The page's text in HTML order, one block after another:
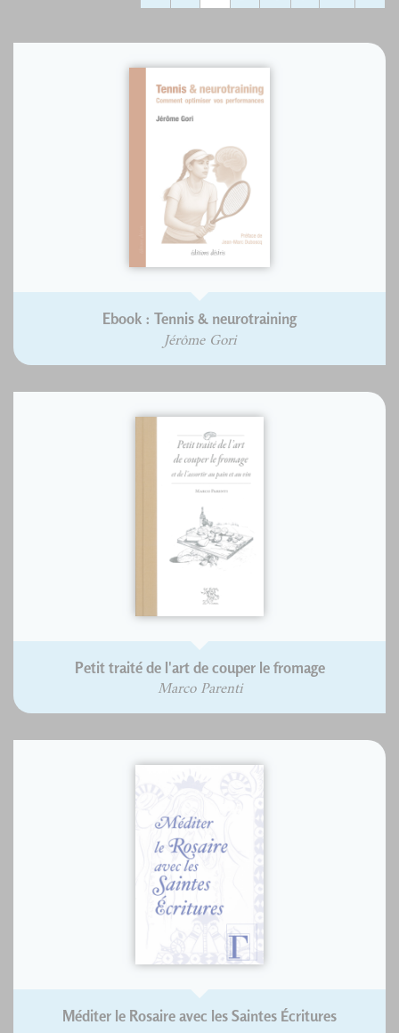
Ebook : Tennis & neurotraining
Jérôme Gori
Petit traité de l'art de couper le fromage
Marco Parenti
Méditer le Rosaire avec les Saintes Écritures